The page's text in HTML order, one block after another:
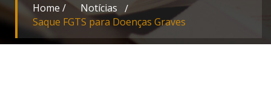
Home /
Notícias
Saque FGTS para Doenças Graves